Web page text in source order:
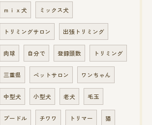
ｍｉｘ犬 ミックス犬
トリミングサロン 出張トリミング
肉球 自分で 登録頭数 トリミング
三重県 ペットサロン ワンちゃん
中型犬 小型犬 老犬 毛玉
プードル チワワ トリマー 猫